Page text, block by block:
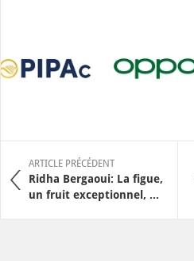
ARTICLE PRÉCÉDENT
Ridha Bergaoui: La figue,
un fruit exceptionnel, ...